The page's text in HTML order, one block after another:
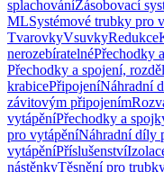
splachováníZásobovací
MLSystémové trubky pro
TvarovkyVsuvkyRedukce
nerozebíratelnéPřechodky
Přechodky a spojení,
krabicePřipojeníNáhradní
závitovým připojením
vytápěníPřechodky a
pro vytápěníNáhradní díly
vytápěníPříslušenství
nástěnkyTěsnění pro